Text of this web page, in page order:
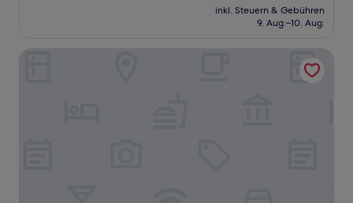
Preis
beträgt
inkl. Steuern & Gebühren
9. Aug.–10. Aug.